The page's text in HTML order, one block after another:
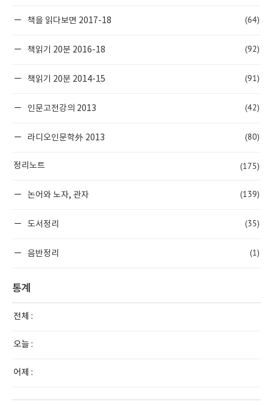
책을 읽다보면 2017-18 (64)
책읽기 20분 2016-18 (92)
책읽기 20분 2014-15 (91)
인문고전강의 2013 (42)
라디오인문학外 2013 (80)
정리노트 (175)
논어와 노자, 관자 (139)
도서정리 (35)
음반정리 (1)
통계
전체 :
오늘 :
어제 :